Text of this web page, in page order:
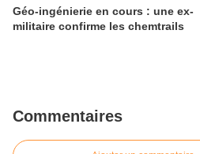
Géo-ingénierie en cours : une ex-
militaire confirme les chemtrails
Commentaires